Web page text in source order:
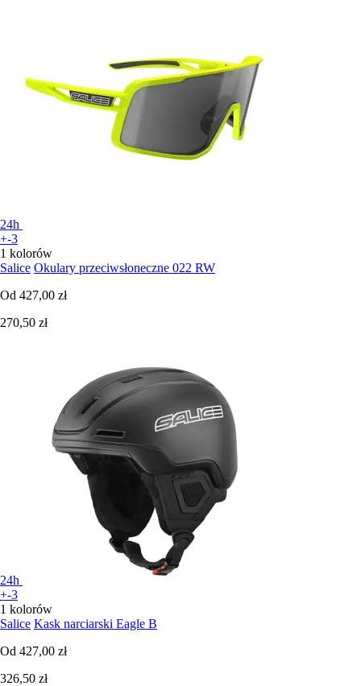
24h
+-3
1 kolorów
Salice Okulary przeciwsłoneczne 022 RW
Od 427,00 zł
270,50 zł
24h
+-3
1 kolorów
Salice Kask narciarski Eagle B
Od 427,00 zł
326,50 zł